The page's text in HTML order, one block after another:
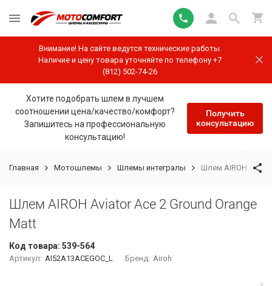
Внимание! На сайте ведутся технические работы.
Наличие и цену товара уточняйте по телефону +7
(812) 502-74-26
Хотите подобрать шлем в лучшем
соотношении цена/качество/комфорт?
Запишитесь на профессиональную
консультацию!
Получить
консультацию
Главная Мотошлемы Шлемы интегралы Шлем AIROH
Шлем AIROH Aviator Ace 2 Ground Orange
Matt
Код товара: 539-564
Артикул: AI52A13ACEGOC_L Бренд: Airoh